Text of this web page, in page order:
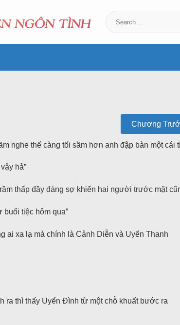
Chương
nghe thế càng tối sầm hơn anh đập bàn một cái
hả”
thấp đầy đáng sợ khiến hai người trước mặt
buổi tiệc hôm qua”
ai xa lạ mà chính là Cảnh Diễn và Uyển Thanh
ra thì thấy Uyển Đình từ một chỗ khuất bước ra